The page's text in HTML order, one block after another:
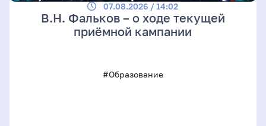
07.08.2026 / 14:02
В.Н. Фальков – о ходе текущей
приёмной кампании
#Образование